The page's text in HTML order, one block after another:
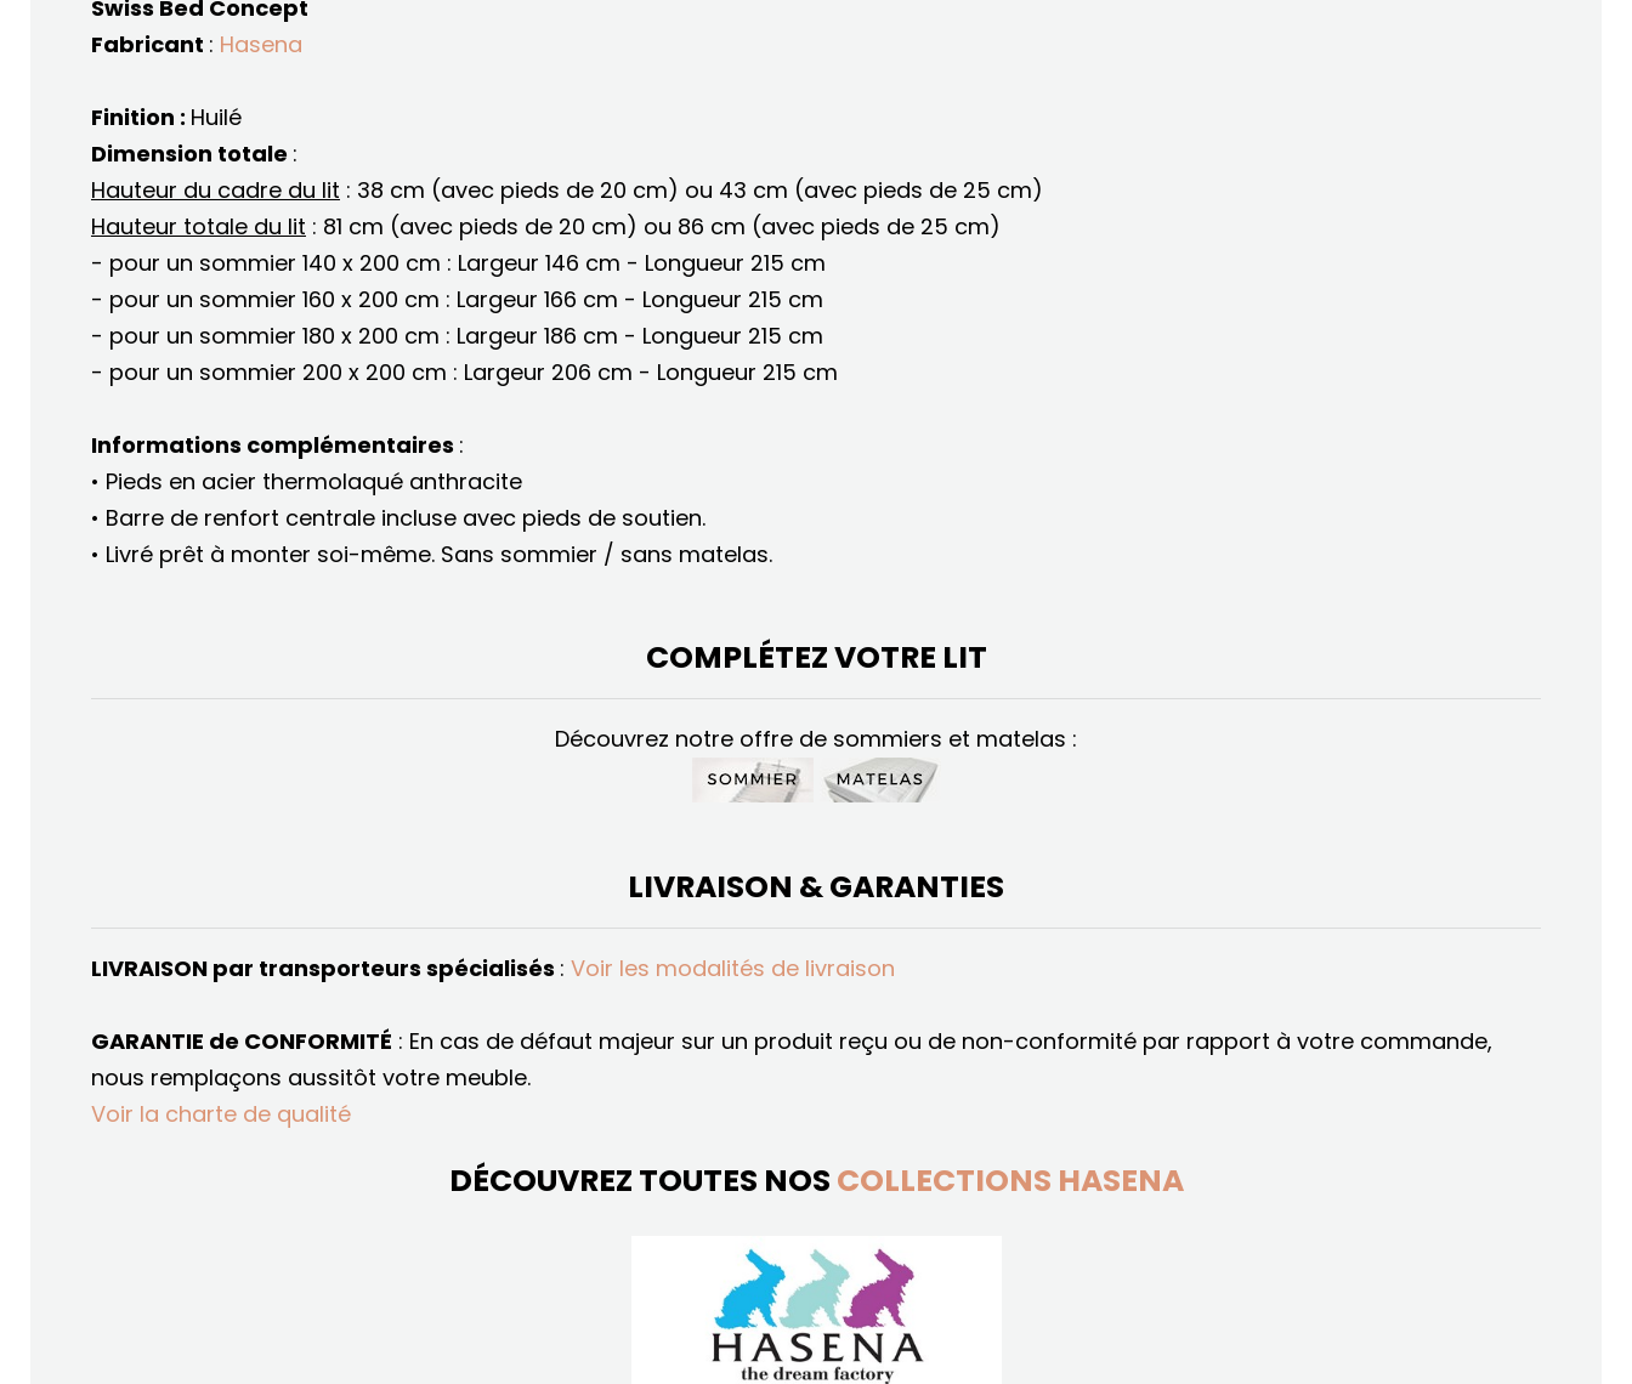
Swiss Bed Concept
Fabricant : Hasena
Finition : Huilé
Dimension totale :
Hauteur du cadre du lit : 38 cm (avec pieds de 20 cm) ou 43 cm (avec pieds de 25 cm)
Hauteur totale du lit : 81 cm (avec pieds de 20 cm) ou 86 cm (avec pieds de 25 cm)
- pour un sommier 140 x 200 cm : Largeur 146 cm - Longueur 215 cm
- pour un sommier 160 x 200 cm : Largeur 166 cm - Longueur 215 cm
- pour un sommier 180 x 200 cm : Largeur 186 cm - Longueur 215 cm
- pour un sommier 200 x 200 cm : Largeur 206 cm - Longueur 215 cm
Informations complémentaires :
• Pieds en acier thermolaqué anthracite
• Barre de renfort centrale incluse avec pieds de soutien.
• Livré prêt à monter soi-même. Sans sommier / sans matelas.
COMPLÉTEZ VOTRE LIT
Découvrez notre offre de sommiers et matelas :
LIVRAISON & GARANTIES
LIVRAISON par transporteurs spécialisés : Voir les modalités de livraison
GARANTIE de CONFORMITÉ : En cas de défaut majeur sur un produit reçu ou de non-conformité par rapport à votre commande,
nous remplaçons aussitôt votre meuble.
Voir la charte de qualité
DÉCOUVREZ TOUTES NOS COLLECTIONS HASENA